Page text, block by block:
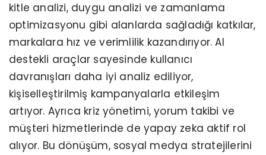
kitle analizi, duygu analizi ve zamanlama
optimizasyonu gibi alanlarda sağladığı katkılar,
markalara hız ve verimlilik kazandırıyor. AI
destekli araçlar sayesinde kullanıcı
davranışları daha iyi analiz ediliyor,
kişiselleştirilmiş kampanyalarla etkileşim
artıyor. Ayrıca kriz yönetimi, yorum takibi ve
müşteri hizmetlerinde de yapay zeka aktif rol
alıyor. Bu dönüşüm, sosyal medya stratejilerini